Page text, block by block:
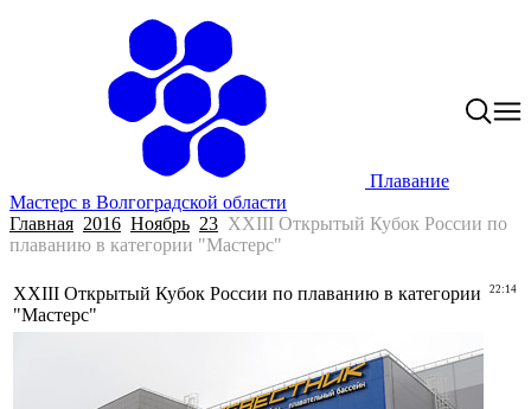
Плавание
Мастерс в Волгоградской области
Главная 2016 Ноябрь 23 XXIII Открытый Кубок России по
плаванию в категории "Мастерс"
22:14
XXIII Открытый Кубок России по плаванию в категории
"Мастерс"